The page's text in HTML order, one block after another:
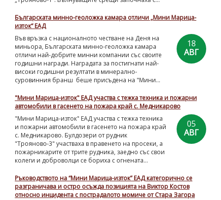
Българската минно-геоложка камара отличи „Мини Марица-
изток“ ЕАД
18
АВГ
Във връзка с националното честване на Деня на
миньора, Българската минно-геоложка камара
отличи най-добрите минни компании със своите
годишни награди. Наградата за постигнати най-
високи годишни резултати в минерално-
суровинния бранш беше присъдена на "Мини...
"Мини Марица-изток" ЕАД участва с тежка техника и пожарни
автомобили в гасенето на пожара край с. Медникарово
05
АВГ
"Мини Марица-изток" ЕАД участва с тежка техника
и пожарни автомобили в гасенето на пожара край
с. Медникарово. Булдозери от рудник
"Трояново-3" участваха в правенето на просеки, а
пожарникарите от трите рудника, заедно със свои
колеги и доброволци се бориха с огнената...
Ръководството на “Мини Марица-изток” ЕАД категорично се
разграничава и остро осъжда позицията на Виктор Костов
относно инцидента с пострадалото момиче от Стара Загора